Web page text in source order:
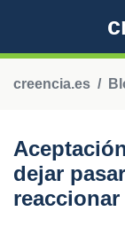
creencia.es
dejar
reaccionar